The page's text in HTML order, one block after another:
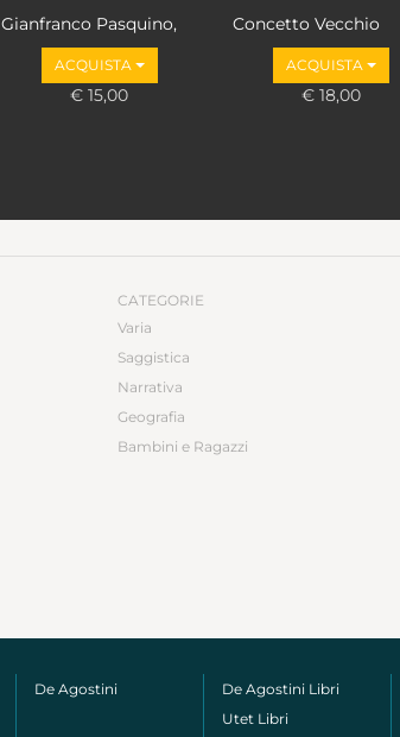
Gianfranco Pasquino,
Marco Valbruzzi
ACQUISTA
€ 15,00
Concetto Vecchio
ACQUISTA
€ 18,00
CATEGORIE
Varia
Saggistica
Narrativa
Geografia
Bambini e Ragazzi
De Agostini
De Agostini Libri
Utet Libri